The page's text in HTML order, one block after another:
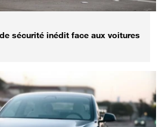
sécurité inédit face aux voitures